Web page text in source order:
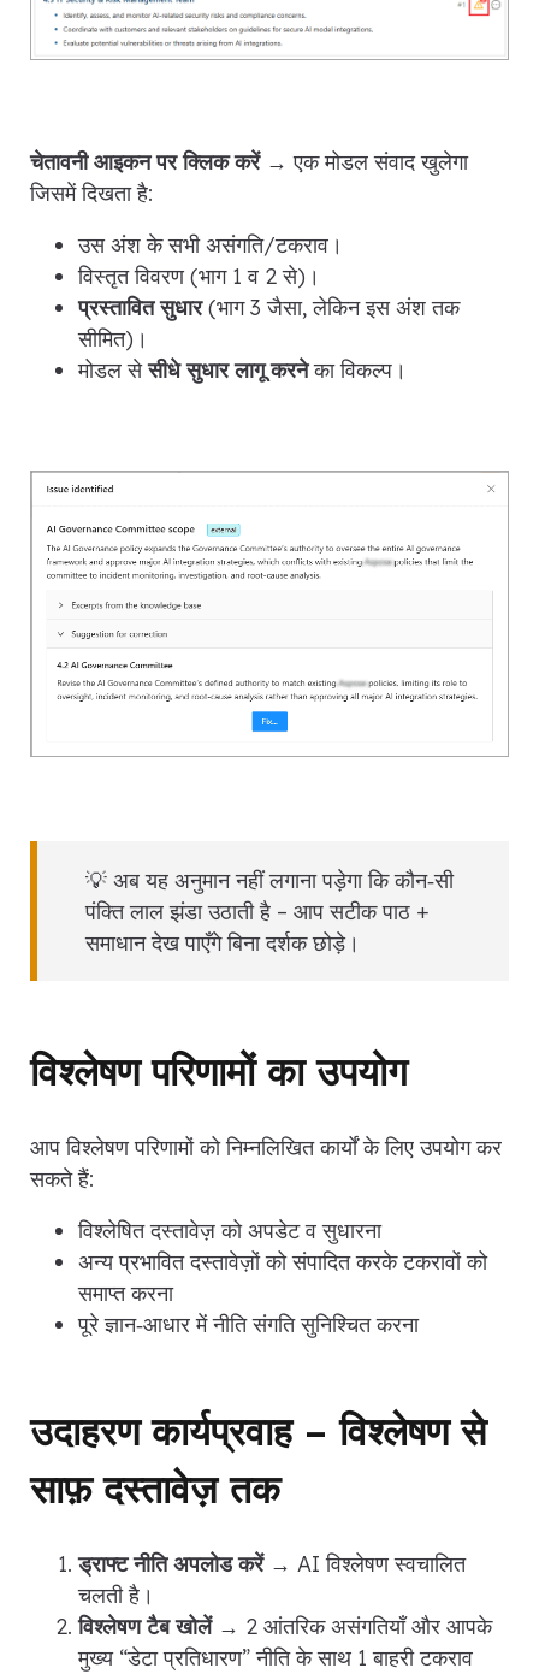
चेतावनी आइकन पर क्लिक करें→ एक मोडल संवाद खुलेगा
जिसमें दिखता है:
उस अंश के सभी असंगति/टकराव।
विस्तृत विवरण (भाग 1 व 2 से)।
प्रस्तावित सुधार(भाग 3 जैसा, लेकिन इस अंश तक
सीमित)।
मोडल सेसीधे सुधार लागू करनेका विकल्प।
💡 अब यह अनुमान नहीं लगाना पड़ेगा कि कौन‑सी
पंक्ति लाल झंडा उठाती है – आप सटीक पाठ +
समाधान देख पाएँगे बिना दर्शक छोड़े।
विश्लेषण परिणामों का उपयोग
आप विश्लेषण परिणामों को निम्नलिखित कार्यों के लिए उपयोग कर
सकते हैं:
विश्लेषित दस्तावेज़ को अपडेट व सुधारना
अन्य प्रभावित दस्तावेज़ों को संपादित करके टकरावों को
समाप्त करना
पूरे ज्ञान‑आधार में नीति संगति सुनिश्चित करना
उदाहरण कार्यप्रवाह – विश्लेषण से
साफ़ दस्तावेज़ तक
ड्राफ्ट नीति अपलोड करें→ AI विश्लेषण स्वचालित
चलती है।
विश्लेषण टैब खोलें→ 2 आंतरिक असंगतियाँ और आपके
मुख्य “डेटा प्रतिधारण” नीति के साथ 1 बाहरी टकराव